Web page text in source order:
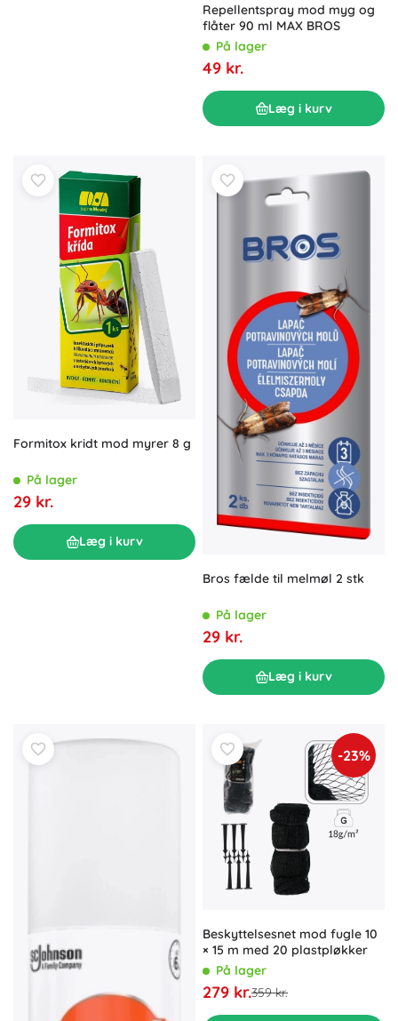
Repellentspray mod myg og
flåter 90 ml MAX BROS
På lager
49 kr.
Læg i kurv
Formitox kridt mod myrer 8 g
På lager
29 kr.
Læg i kurv
Bros fælde til melmøl 2 stk
På lager
29 kr.
Læg i kurv
-23%
Beskyttelsesnet mod fugle 10
× 15 m med 20 plastpløkker
På lager
279 kr.359 kr.